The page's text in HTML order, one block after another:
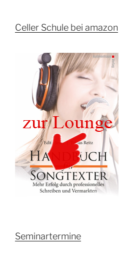
Celler Schule bei amazon
Seminartermine